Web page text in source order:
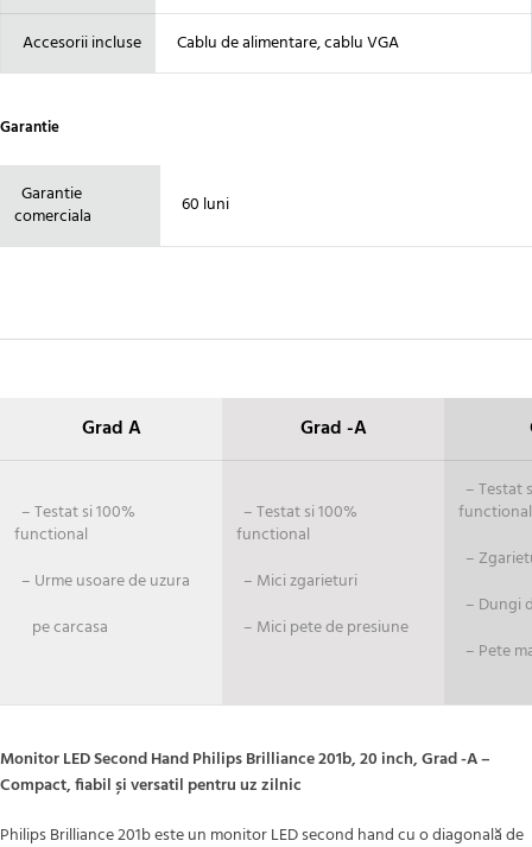
Accesorii incluse Cablu de alimentare, cablu VGA
Garantie
Garantie
comerciala
60 luni
Grad A Grad -A
– Testat si 100%
functional
– Urme usoare de uzura
pe carcasa
– Testat si 100%
functional
– Mici zgarieturi
– Mici pete de presiune
– Testat
functional
–
– Dungi
– Pete
Monitor LED Second Hand Philips Brilliance 201b, 20 inch, Grad -A –
Compact, fiabil și versatil pentru uz zilnic
Philips Brilliance 201b este un monitor LED second hand cu o diagonală de